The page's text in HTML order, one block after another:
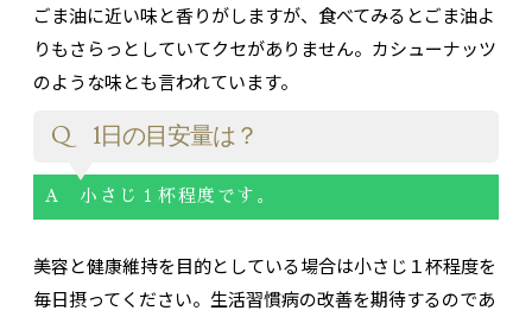
ごま油に近い味と香りがしますが、食べてみるとごま油よ
りもさらっとしていてクセがありません。カシューナッツ
のような味とも言われています。
Q 1日の目安量は？
A 小さじ１杯程度です。
美容と健康維持を目的としている場合は小さじ１杯程度を
毎日摂ってください。生活習慣病の改善を期待するのであ